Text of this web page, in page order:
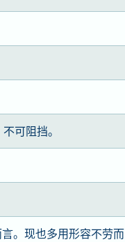
可阻挡。
。现也多用形容不劳而